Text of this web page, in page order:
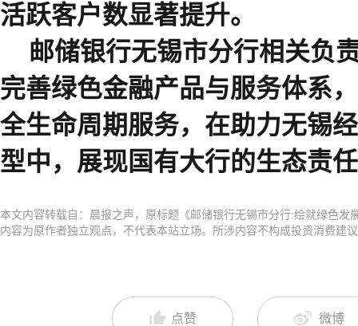
活跃客户数显著提升。
邮储银行无锡市分行相关负
完善绿色金融产品与服务体系
全生命周期服务，在助力无锡
型中，展现国有大行的生态责
本文内容转载自：晨报之声，原标题《邮储银行无锡市分行:绘就绿色发
内容为原作者独立观点，不代表本站立场。所涉内容不构成投资消费建
点赞 微博